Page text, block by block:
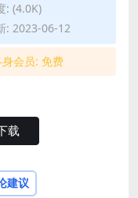
: (4.0K)
: 2023-06-12
会员: 免费
载
建议